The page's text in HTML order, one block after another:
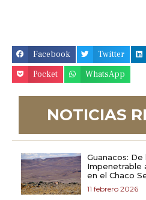
Facebook Twitter
Pocket
WhatsApp
NOTICIAS
Guanacos: De
Impenetrable
en el Chaco
11 febrero 2026